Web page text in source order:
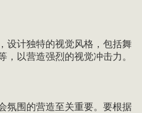
设计独特的视觉风格，包括舞
，以营造强烈的视觉冲击力。
氛围的营造至关重要。要根据